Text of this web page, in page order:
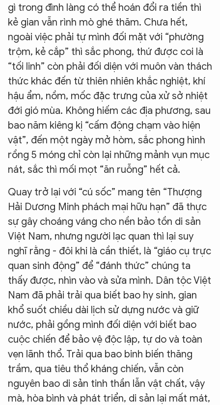
gì trong đình làng có thể hoán đổi ra tiền thì
kẻ gian vẫn rình mò ghé thăm. Chưa hết,
ngoài việc phải tự mình đối mặt với “phường
trộm, kẻ cắp” thì sắc phong, thứ được coi là
“tối linh” còn phải đối diện với muôn vàn thách
thức khác đến từ thiên nhiên khắc nghiệt, khí
hậu ẩm, nồm, mốc đặc trưng của xử sở nhiệt
đới gió mùa. Không hiếm các địa phương, sau
bao năm kiêng kị “cấm động chạm vào hiện
vật”, đến một ngày mở hòm, sắc phong hình
rồng 5 móng chỉ còn lại những mảnh vụn mục
nát, sắc thì mối mọt “ăn ruỗng” hết cả.
Quay trở lại với “cú sốc” mang tên “Thượng
Hải Dương Minh phách mại hữu hạn” đã thực
sự gây choáng váng cho nền bảo tồn di sản
Việt Nam, nhưng người lạc quan thì lại suy
nghĩ rằng - đôi khi là cần thiết, là “giáo cụ trực
quan sinh động” để “đánh thức” chúng ta
thấy được, nhìn vào và sửa mình. Dân tộc Việt
Nam đã phải trải qua biết bao hy sinh, gian
khổ suốt chiều dài lịch sử dựng nước và giữ
nước, phải gồng mình đối diện với biết bao
cuộc chiến để bảo vệ độc lập, tự do và toàn
vẹn lãnh thổ. Trải qua bao binh biến thăng
trầm, qua tiêu thổ kháng chiến, vẫn còn
nguyên bao di sản tinh thần lẫn vật chất, vậy
mà, hòa bình và phát triển, di sản lại mất mát,